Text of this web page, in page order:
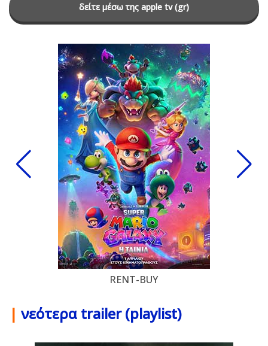
δείτε μέσω της apple tv (gr)
RENT-BUY
| νεότερα trailer (playlist)